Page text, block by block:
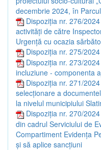
decembrie 2024, în
Dispoziția nr. 276/
activități de către
Urgență cu ocazia
Dispoziția nr. 275/
Dispoziția nr. 273/
incluziune - componenta
Dispoziția nr. 271/
selecționare a
la nivelul municipiului
Dispoziția nr. 270/
din cadrul Serviciului de
Compartiment Evidența
și să aplice sancțiuni